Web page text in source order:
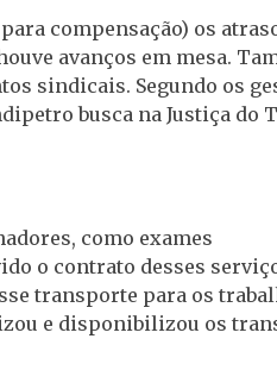
compensação) os
avanços em mesa.
sindicais. Segundo os
busca na Justiça do
como exames
o contrato desses
transporte para os
e disponibilizou os